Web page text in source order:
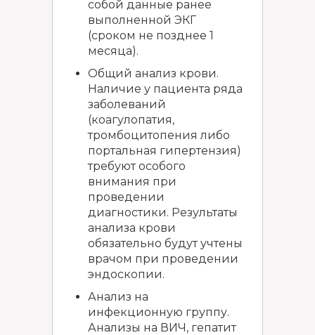
собой данные ранее
выполненной ЭКГ
(сроком не позднее 1
месяца).
Общий анализ крови.
Наличие у пациента ряда
заболеваний
(коагулопатия,
тромбоцитопения либо
портальная гипертензия)
требуют особого
внимания при
проведении
диагностики. Результаты
анализа крови
обязательно будут учтены
врачом при проведении
эндоскопии.
Анализ на
инфекционную группу.
Анализы на ВИЧ, гепатит